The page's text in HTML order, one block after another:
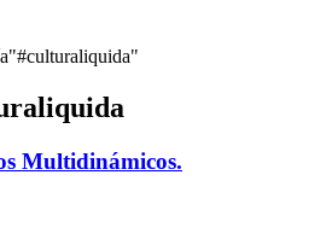
Multidinámicos.